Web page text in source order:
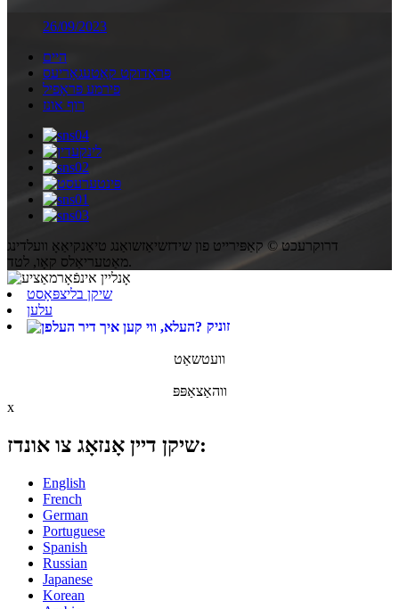
26/09/2023
היים
פּראָדוקט קאַטעגאָריעס
פירמע פּראָפיל
רוף אונז
דרוקרעכט © קאַפּירייט פון שידזשיאַזשואַנג טיאַנקיאַאָ וועלדינג
מאַטעריאַלס קאָו, לטד.
שיקן בליצפּאָסט
עלען
זוניק
וועטשאַט
ווהאַצאַפּפּ
x
שיקן דיין אָנזאָג צו אונדז:
English
French
German
Portuguese
Spanish
Russian
Japanese
Korean